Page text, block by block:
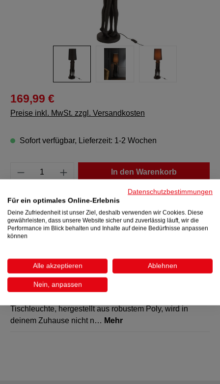
169,99 €
Preise inkl. MwSt. zzgl. Versandkosten
Sofort verfügbar, Lieferzeit: 1-2 Wochen
Produkt Anzahl: Gib den gewünschten
In den Warenkorb
Produktnummer: 48224
Beschreibung
Tischleuchte, hergestellt aus robustem Poly, wird in
deinem Zuhause nicht n… Mehr
Datenschutzbestimmungen
Für ein optimales Online-Erlebnis
Deine Zufriedenheit ist unser Ziel, deshalb verwenden wir Cookies. Diese
gewährleisten, dass unsere Website sicher und zuverlässig läuft, wir die
Performance im Blick behalten und Inhalte auf deine Bedürfnisse anpassen
können
Alle akzeptieren Ablehnen
Nein, anpassen